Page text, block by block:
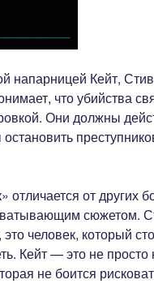
напарницей Кейт,
что убийства
Они должны
от других
сюжетом.
человек, который
Кейт — это не просто
не боится